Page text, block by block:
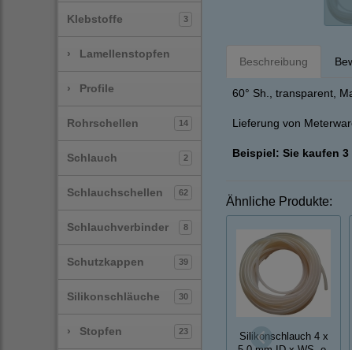
Klebstoffe 3
› Lamellenstopfen
› Profile
Rohrschellen 14
Schlauch 2
Schlauchschellen 62
Schlauchverbinder 8
Schutzkappen 39
Silikonschläuche 30
› Stopfen 23
Beschreibung
60° Sh., transparent,
Lieferung von
Beispiel: Sie kaufen 3
Ähnliche Produkte:
Silikonschlauch 4 x